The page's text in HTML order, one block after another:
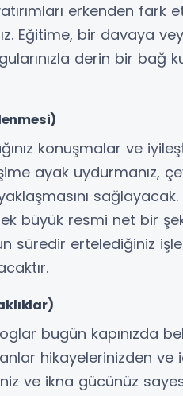
erkenden fark
Eğitime, bir davaya
derin bir bağ
konuşmalar ve
ayak uydurmanız,
büyük resmi net bir
süredir ertelediğiniz
bugün kapınızda
hikayelerinizden ve
ve ikna gücünüz